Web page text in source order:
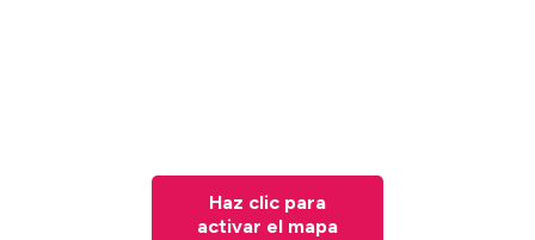
Haz clic para
activar el mapa